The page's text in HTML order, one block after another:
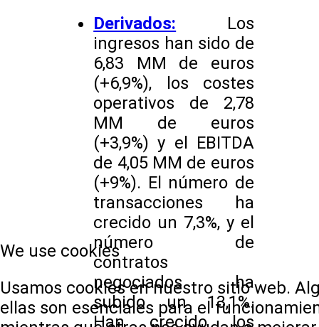
Derivados:
Los
ingresos han sido de
6,83 MM de euros
(+6,9%), los costes
operativos de 2,78
MM de euros
(+3,9%) y el EBITDA
de 4,05 MM de euros
(+9%). El número de
transacciones ha
crecido un 7,3%, y el
número de
contratos
negociados ha
subido un 13,1%.
Han crecido los
We use cookies
Usamos cookies en nuestro sitio web.
ellas son esenciales para el